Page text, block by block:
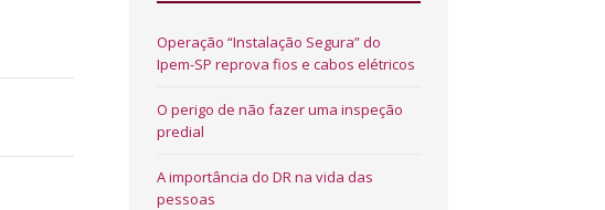
Operação “Instalação Segura” do
Ipem-SP reprova fios e cabos elétricos
O perigo de não fazer uma inspeção
predial
A importância do DR na vida das
pessoas